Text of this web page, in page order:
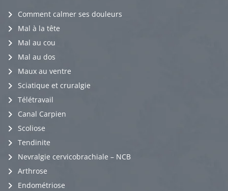
Comment calmer ses douleurs
Mal à la tête
Mal au cou
Mal au dos
Maux au ventre
Sciatique et cruralgie
Télétravail
Canal Carpien
Scoliose
Tendinite
Nevralgie cervicobrachiale – NCB
Arthrose
Endométriose